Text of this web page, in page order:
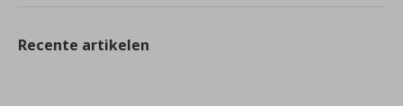
Recente artikelen